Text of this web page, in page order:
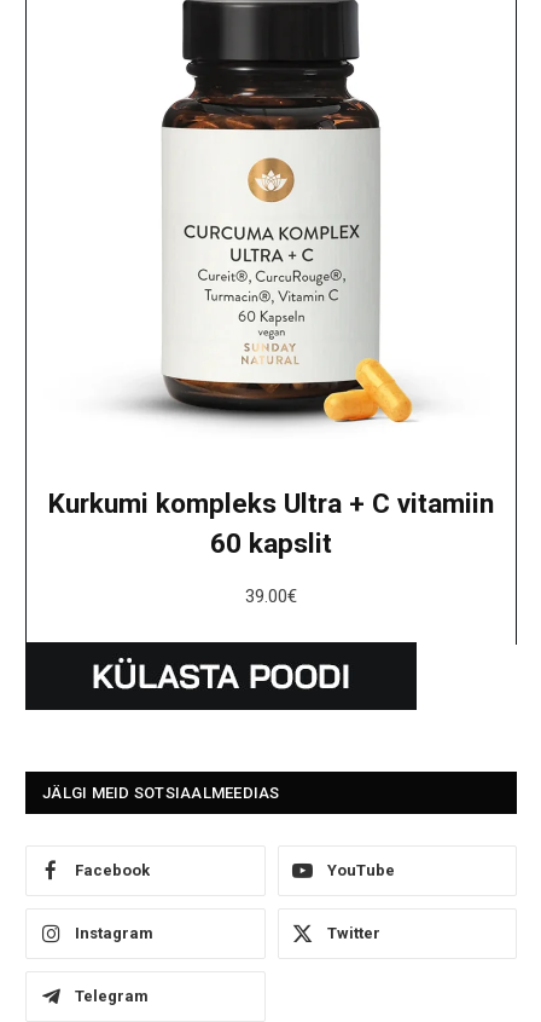
Kurkumi kompleks Ultra + C vitamiin
60 kapslit
39.00€
JÄLGI MEID SOTSIAALMEEDIAS
Facebook YouTube
Instagram Twitter
Telegram